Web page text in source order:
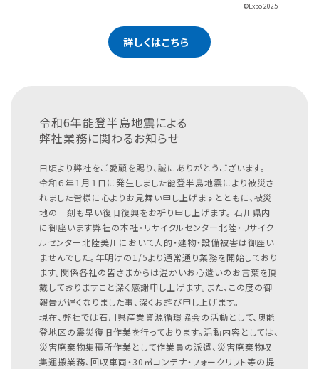
©Expo 2025
詳しくはこちら
令和6年能登半島地震による
弊社業務に関わるお知らせ
日頃より弊社をご愛顧を賜り、誠にありがとうございます。
令和６年１月１日に発生しました能登半島地震により被災さ
れました皆様に心よりお見舞い申し上げますとともに、被災
地の一刻も早い復旧復興をお祈り申し上げます。 石川県内
に御座います弊社の本社・リサイクルセンター北陸・リサイク
ルセンター北陸美川において人的・建物・設備被害は御座い
ませんでした。年明けの1/5より通常通り業務を開始しており
ます。関係各社の皆さまからは温かいお心遣いのお言葉を頂
戴しておりますこと深く感謝申し上げます。また、この度の御
報告が遅くなりました事、深くお詫び申し上げます。
現在、弊社では石川県産業資源循環協会の活動として、奥能
登地区の震災復旧作業を行っております。活動内容としては、
災害廃棄物集積所作業として作業員の派遣、災害廃棄物収
集運搬業務、回収車両・30㎥コンテナ・フォークリフト等の提